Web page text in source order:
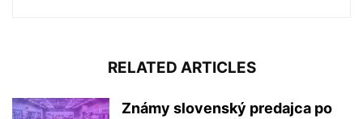
RELATED ARTICLES
Známy slovenský predajca po